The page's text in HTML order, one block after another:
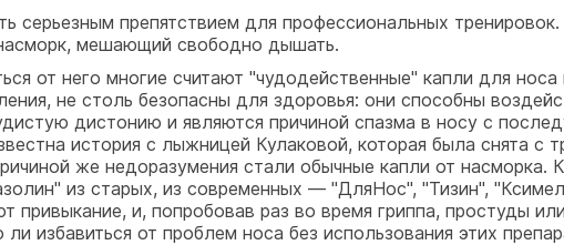
серьезным препятствием для профессиональных
мешающий свободно дышать.
от него многие считают "чудодейственные" капли для
не столь безопасны для здоровья: они способны
дистонию и являются причиной спазма в носу с
история с лыжницей Кулаковой, которая была снята с
же недоразумения стали обычные капли от насморка.
из старых, из современных — "ДляНос", "Тизин",
привыкание, и, попробовав раз во время гриппа, простуды
избавиться от проблем носа без использования этих